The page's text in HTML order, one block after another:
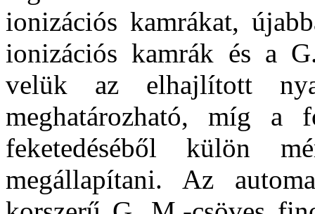
ionizációs kamrákat,
ionizációs kamrák és a
velük az elhajlított
meghatározható, míg a
feketedéséből külön
megállapítani. Az